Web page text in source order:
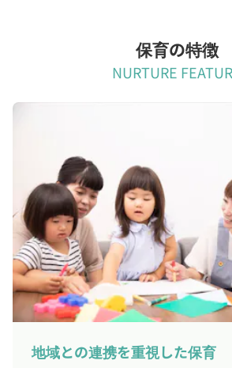
保育の特徴
NURTURE
地域との連携を重視した保育